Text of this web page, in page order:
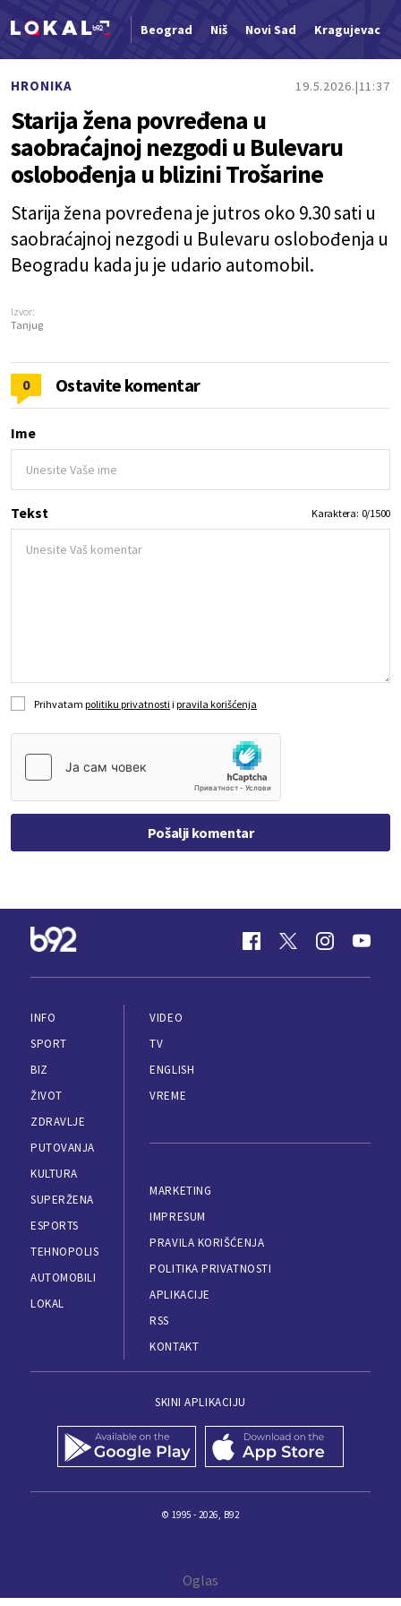
Beograd Niš Novi Sad Kragujevac
HRONIKA 19.5.2026. 11:37
Starija žena povređena u
saobraćajnoj nezgodi u Bulevaru
oslobođenja u blizini Trošarine
Starija žena povređena je jutros oko 9.30 sati u
saobraćajnoj nezgodi u Bulevaru oslobođenja u
Beogradu kada ju je udario automobil.
Izvor:
Tanjug
0 Ostavite komentar
Ime
Tekst Karaktera: 0/1500
Prihvatam politiku privatnosti i pravila korišćenja
Pošalji komentar
INFO
SPORT
BIZ
ŽIVOT
ZDRAVLJE
PUTOVANJA
KULTURA
SUPERŽENA
ESPORTS
TEHNOPOLIS
AUTOMOBILI
LOKAL
VIDEO
TV
ENGLISH
VREME
MARKETING
IMPRESUM
PRAVILA KORIŠĆENJA
POLITIKA PRIVATNOSTI
APLIKACIJE
RSS
KONTAKT
SKINI APLIKACIJU
© 1995 - 2026, B92